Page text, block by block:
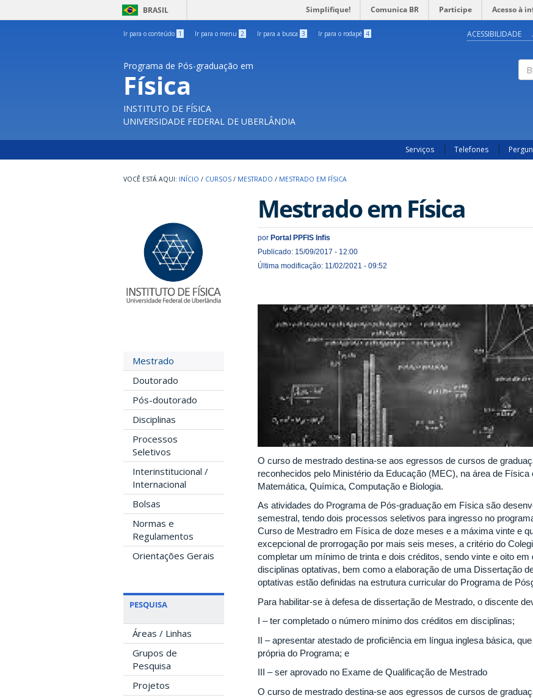
BRASIL Simplifique! Comunica BR Participe Acesso à
Ir para o conteúdo 1 Ir para o menu 2 Ir para a busca 3 Ir para o rodapé 4 ACESSIBILIDADE
Programa de Pós-graduação em
Física
INSTITUTO DE FÍSICA
UNIVERSIDADE FEDERAL DE UBERLÂNDIA
Serviços Telefones
INÍCIO / CURSOS / MESTRADO / MESTRADO EM FÍSICA
Mestrado
Doutorado
Pós-doutorado
Disciplinas
Processos
Seletivos
Interinstitucional /
Internacional
Bolsas
Normas e
Regulamentos
Orientações Gerais
PESQUISA
Áreas / Linhas
Grupos de
Pesquisa
Projetos
Mestrado em Física
por Portal PPFIS Infis
Publicado: 15/09/2017 - 12:00
Última modificação: 11/02/2021 - 09:52
O curso de mestrado destina-se aos egressos de cursos de
reconhecidos pelo Ministério da Educação (MEC), na área de Física
Matemática, Química, Computação e Biologia.
As atividades do Programa de Pós-graduação em Física são
semestral, tendo dois processos seletivos para ingresso no
Curso de Mestradro em Física de doze meses e a máxima vinte e
excepcional de prorrogação por mais seis meses, a critério do
completar um mínimo de trinta e dois créditos, sendo vinte e oito
disciplinas optativas, bem como a elaboração de uma Dissertação
optativas estão definidas na estrutura curricular do Programa de
Para habilitar-se à defesa de dissertação de Mestrado, o discente
I – ter completado o número mínimo dos créditos em disciplinas;
II – apresentar atestado de proficiência em língua inglesa básica,
própria do Programa; e
III – ser aprovado no Exame de Qualificação de Mestrado
O curso de mestrado destina-se aos egressos de cursos de